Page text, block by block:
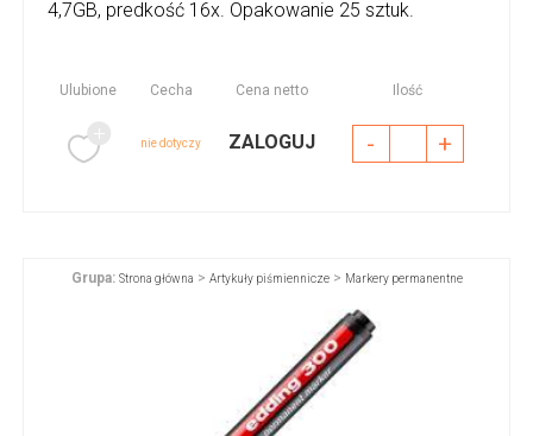
4,7GB, predkość 16x. Opakowanie 25 sztuk.
Ulubione Cecha Cena netto Ilość
nie dotyczy ZALOGUJ - +
Grupa: Strona główna > Artykuły piśmiennicze> Markery permanentne